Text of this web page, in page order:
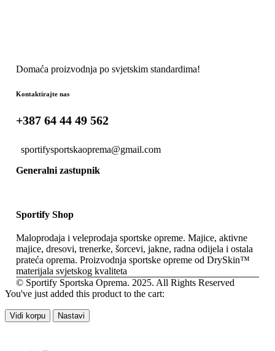
Kontaktirajte nas
+387 64 44 49 562
Generalni zastupnik
Maloprodaja i veleprodaja sportske opreme. Majice, aktivne
prateća oprema. Proizvodnja sportske opreme od DrySkin™
materijala svjetskog kvaliteta
© Sportify Sportska Oprema. 2025. All Rights Reserved
You've just added this product to the cart:
Vidi korpu Nastavi